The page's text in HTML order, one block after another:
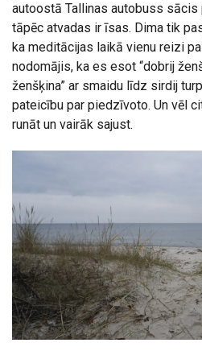
autoostā Tallinas autobuss sācis
tāpēc atvadas ir īsas. Dima tik
ka meditācijas laikā vienu reizi
nodomājis, ka es esot “dobrij
ženšķina” ar smaidu līdz sirdij
pateicību par piedzīvoto. Un vēl
runāt un vairāk sajust.